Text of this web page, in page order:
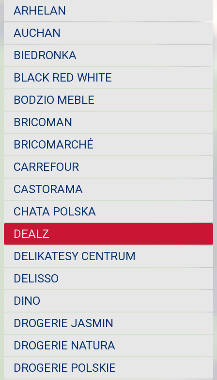
ARHELAN
AUCHAN
BIEDRONKA
BLACK RED WHITE
BODZIO MEBLE
BRICOMAN
BRICOMARCHÉ
CARREFOUR
CASTORAMA
CHATA POLSKA
DEALZ
DELIKATESY CENTRUM
DELISSO
DINO
DROGERIE JASMIN
DROGERIE NATURA
DROGERIE POLSKIE